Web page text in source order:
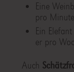
Eine
pro
Ein
er pro
Auch